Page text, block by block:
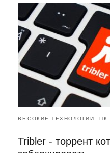
ВЫСОКИЕ ТЕХНОЛОГИИ ПК
Tribler - торрент